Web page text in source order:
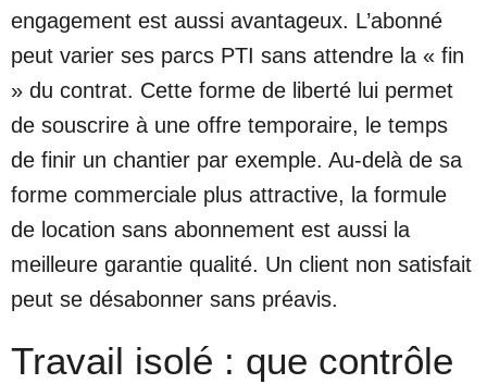
engagement est aussi avantageux. L’abonné
peut varier ses parcs PTI sans attendre la « fin
» du contrat. Cette forme de liberté lui permet
de souscrire à une offre temporaire, le temps
de finir un chantier par exemple. Au-delà de sa
forme commerciale plus attractive, la formule
de location sans abonnement est aussi la
meilleure garantie qualité. Un client non satisfait
peut se désabonner sans préavis.
Travail isolé : que contrôle